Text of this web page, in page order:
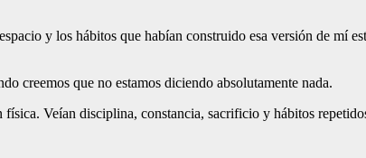
y los hábitos que habían construido esa versión de mí
creemos que no estamos diciendo absolutamente nada.
física. Veían disciplina, constancia, sacrificio y hábitos